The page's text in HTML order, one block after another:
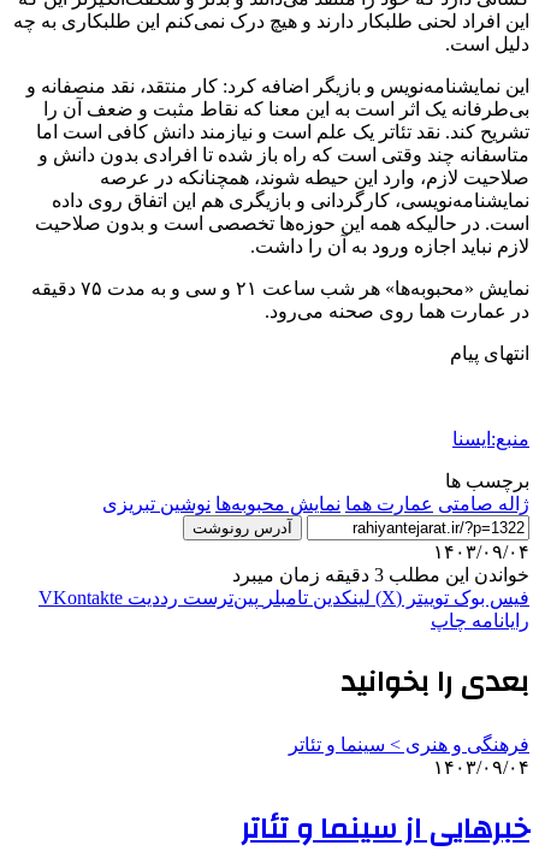
این افراد لحنی طلبکار دارند و هیچ درک نمی‌کنم این طلبکاری به چه
دلیل است.
این نمایشنامه‌نویس و بازیگر اضافه کرد: کار منتقد، نقد منصفانه و
بی‌طرفانه یک اثر است به این معنا که نقاط مثبت و ضعف آن را
تشریح کند. نقد تئاتر یک علم است و نیازمند دانش کافی است اما
متاسفانه چند وقتی است که راه باز شده تا افرادی بدون دانش و
صلاحیت لازم، وارد این حیطه شوند، همچنانکه در عرصه
نمایشنامه‌نویسی، کارگردانی و بازیگری هم این اتفاق روی داده
است. در حالیکه همه این حوزه‌ها تخصصی است و بدون صلاحیت
لازم نباید اجازه ورود به آن را داشت.
نمایش «محبوبه‌ها» هر شب ساعت ۲۱ و سی و به مدت ۷۵ دقیقه
در عمارت هما روی صحنه می‌رود.
انتهای پیام
منبع:ایسنا
برچسب ها
ژاله صامتی عمارت هما نمایش محبوبه‌ها نوشین تبریزی
آدرس رونوشت
۱۴۰۳/۰۹/۰۴
خواندن این مطلب 3 دقیقه زمان میبرد
فیس بوک توییتر (X) لینکدین ‫تامبلر ‫پین‌ترست ‫رددیت ‫VKontakte
رایانامه چاپ
بعدی را بخوانید
فرهنگی و هنری > سینما و تئاتر
۱۴۰۳/۰۹/۰۴
خبرهایی از سینما و تئاتر